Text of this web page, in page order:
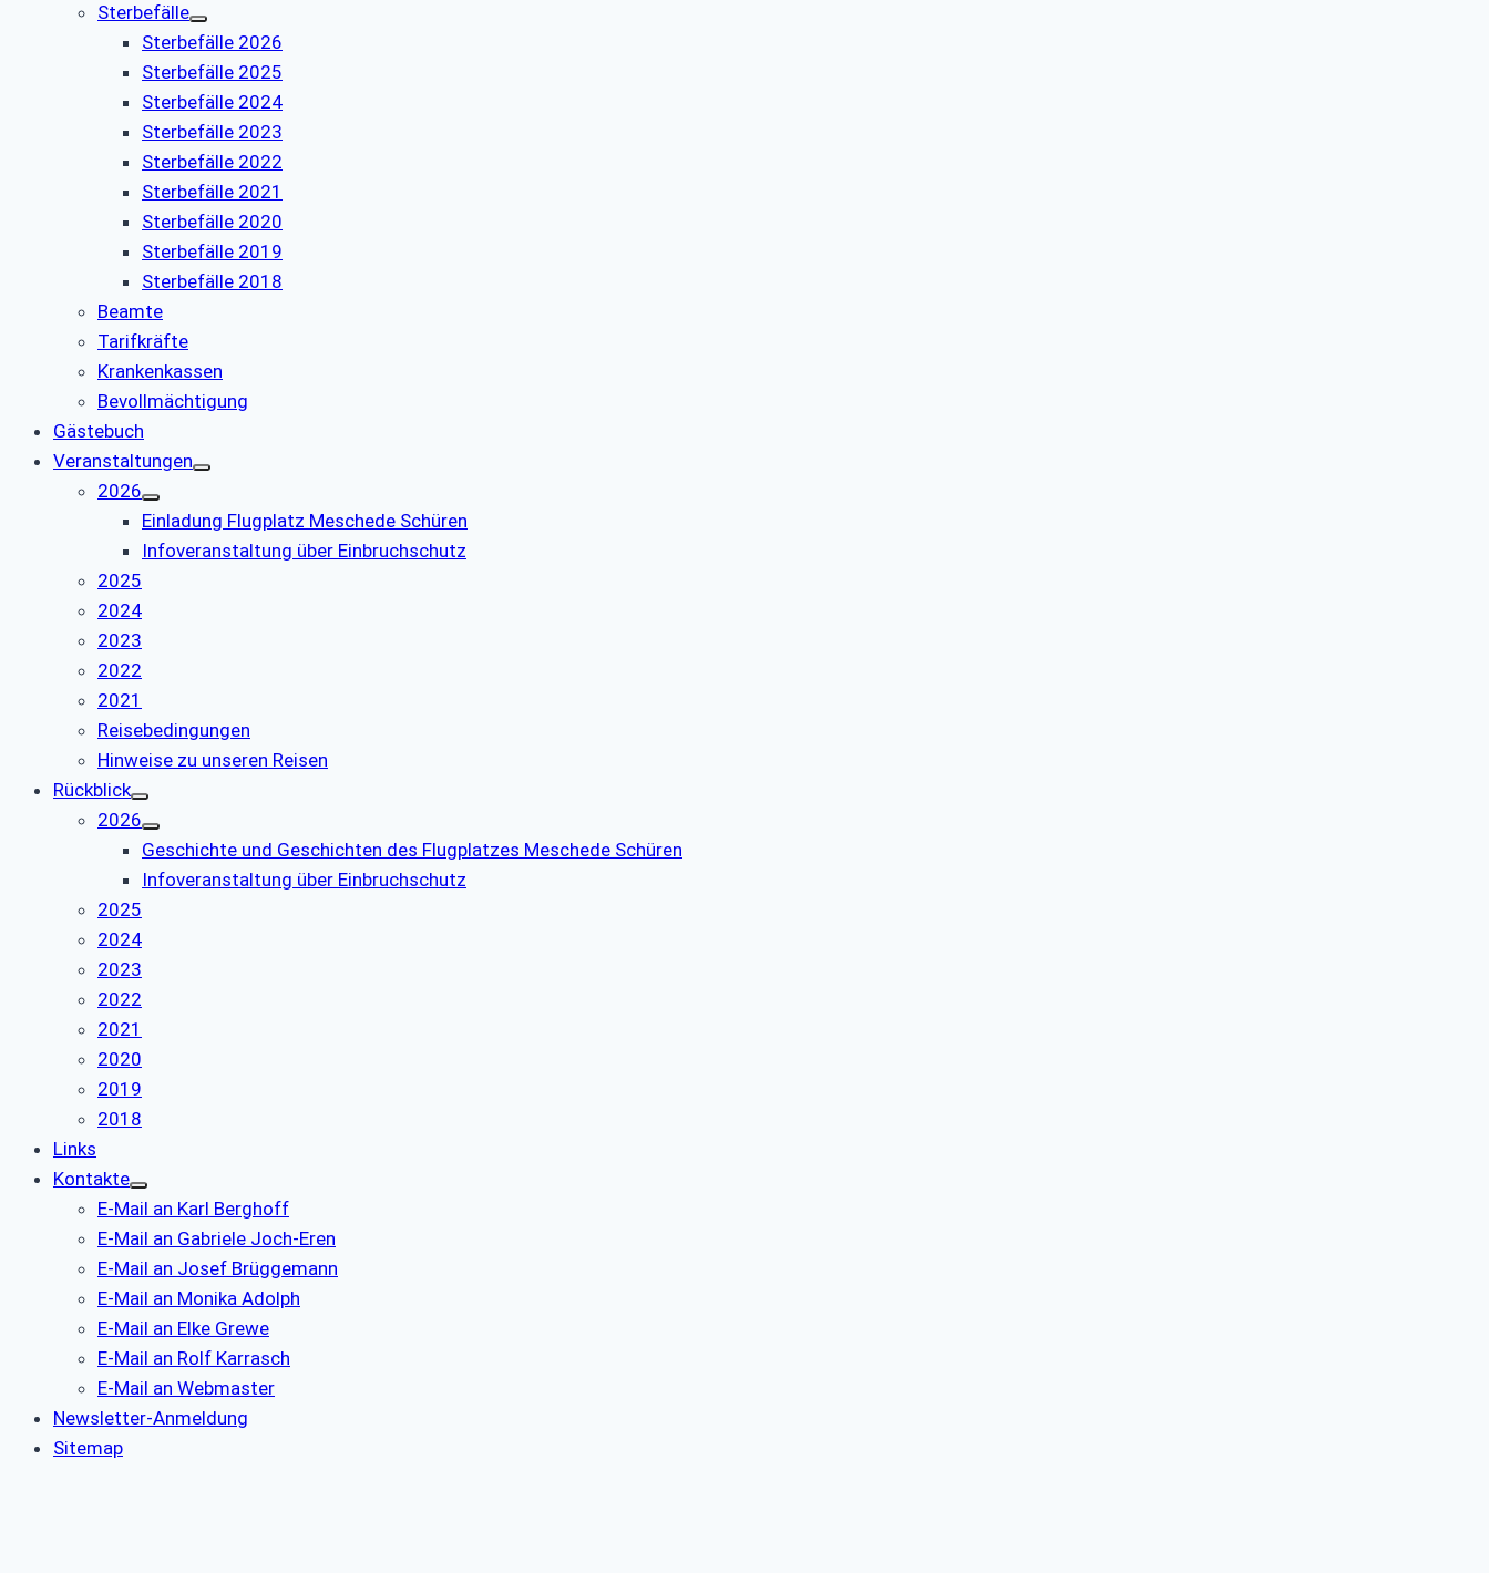
Sterbefälle
Sterbefälle 2026
Sterbefälle 2025
Sterbefälle 2024
Sterbefälle 2023
Sterbefälle 2022
Sterbefälle 2021
Sterbefälle 2020
Sterbefälle 2019
Sterbefälle 2018
Beamte
Tarifkräfte
Krankenkassen
Bevollmächtigung
Gästebuch
Veranstaltungen
2026
Einladung Flugplatz Meschede Schüren
Infoveranstaltung über Einbruchschutz
2025
2024
2023
2022
2021
Reisebedingungen
Hinweise zu unseren Reisen
Rückblick
2026
Geschichte und Geschichten des Flugplatzes Meschede Schüren
Infoveranstaltung über Einbruchschutz
2025
2024
2023
2022
2021
2020
2019
2018
Links
Kontakte
E-Mail an Karl Berghoff
E-Mail an Gabriele Joch-Eren
E-Mail an Josef Brüggemann
E-Mail an Monika Adolph
E-Mail an Elke Grewe
E-Mail an Rolf Karrasch
E-Mail an Webmaster
Newsletter-Anmeldung
Sitemap